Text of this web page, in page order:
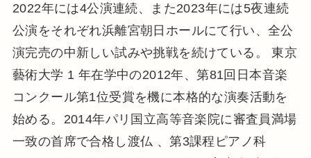
2022年には4公演連続、また2023年には5夜連続
公演をそれぞれ浜離宮朝日ホールにて行い、全公
演完売の中新しい試みや挑戦を続けている。 東京
藝術大学 1 年在学中の2012年、第81回日本音楽
コンクール第1位受賞を機に本格的な演奏活動を
始める。2014年パリ国立高等音楽院に審査員満場
一致の首席で合格し渡仏 、第3課程ピアノ科